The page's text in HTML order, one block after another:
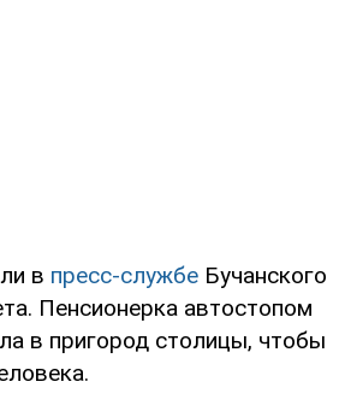
в пресс-службе Бучанского
Пенсионерка автостопом
в пригород столицы, чтобы